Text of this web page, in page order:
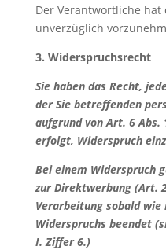
Der Verantwortliche
unverzüglich
3. Widerspruchsrecht
Sie haben das Recht,
der Sie betreffenden
aufgrund von Art. 6 Abs.
erfolgt, Widerspruch
Bei einem Widerspruch
zur Direktwerbung (Art.
Verarbeitung sobald wie
Widerspruchs beendet
I. Ziffer 6.)